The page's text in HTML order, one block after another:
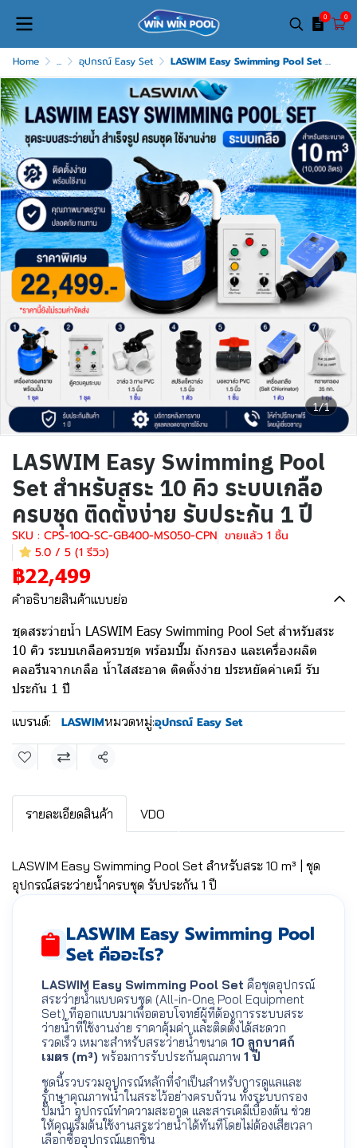
0 0
Home ... อุปกรณ์ Easy Set LASWIM Easy Swimming Pool Set สำหรับสระ 10 คิว ระบบเกลือ ครบชุด ติดตั้งง่าย รับประกัน 1 ปี
1/1
LASWIM Easy Swimming Pool
Set สำหรับสระ 10 คิว ระบบเกลือ
ครบชุด ติดตั้งง่าย รับประกัน 1 ปี
SKU : CPS-10Q-SC-GB400-MS050-CPN ขายแล้ว 1 ชิ้น
5.0 / 5 (1 รีวิว)
฿22,499
คำอธิบายสินค้าแบบย่อ
ชุดสระว่ายน้ำ LASWIM Easy Swimming Pool Set สำหรับสระ
10 คิว ระบบเกลือครบชุด พร้อมปั๊ม ถังกรอง และเครื่องผลิต
คลอรีนจากเกลือ น้ำใสสะอาด ติดตั้งง่าย ประหยัดค่าเคมี รับ
ประกัน 1 ปี
แบรนด์: LASWIMหมวดหมู่:อุปกรณ์ Easy Set
แชร์
รายละเอียดสินค้า VDO
LASWIM Easy Swimming Pool Set สำหรับสระ 10 m³ | ชุด
อุปกรณ์สระว่ายน้ำครบชุด รับประกัน 1 ปี
LASWIM Easy Swimming Pool
Set คืออะไร?
LASWIM Easy Swimming Pool Set คือชุดอุปกรณ์
สระว่ายน้ำแบบครบชุด (All-in-One Pool Equipment
Set) ที่ออกแบบมาเพื่อตอบโจทย์ผู้ที่ต้องการระบบสระ
ว่ายน้ำที่ใช้งานง่าย ราคาคุ้มค่า และติดตั้งได้สะดวก
รวดเร็ว เหมาะสำหรับสระว่ายน้ำขนาด 10 ลูกบาศก์
เมตร (m³) พร้อมการรับประกันคุณภาพ 1 ปี
ชุดนี้รวบรวมอุปกรณ์หลักที่จำเป็นสำหรับการดูแลและ
รักษาคุณภาพน้ำในสระไว้อย่างครบถ้วน ทั้งระบบกรอง
ปั๊มน้ำ อุปกรณ์ทำความสะอาด และสารเคมีเบื้องต้น ช่วย
ให้คุณเริ่มต้นใช้งานสระว่ายน้ำได้ทันทีโดยไม่ต้องเสียเวลา
เลือกซื้ออุปกรณ์แยกชิ้น